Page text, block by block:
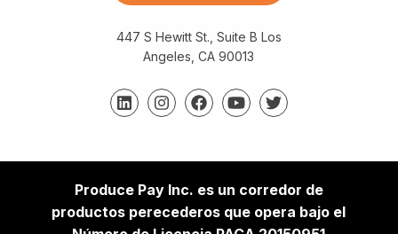
447 S Hewitt St., Suite B Los
Angeles, CA 90013
Produce Pay Inc. es un corredor de
productos perecederos que opera bajo el